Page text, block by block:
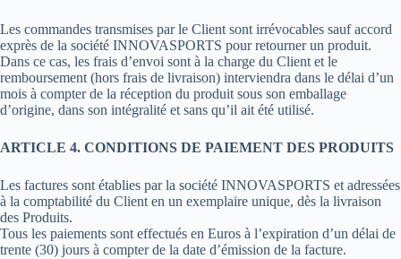
Les commandes transmises par le Client sont irrévocables sauf accord
exprès de la société INNOVASPORTS pour retourner un produit.
Dans ce cas, les frais d’envoi sont à la charge du Client et le
remboursement (hors frais de livraison) interviendra dans le délai d’un
mois à compter de la réception du produit sous son emballage
d’origine, dans son intégralité et sans qu’il ait été utilisé.
ARTICLE 4. CONDITIONS DE PAIEMENT DES PRODUITS
Les factures sont établies par la société INNOVASPORTS et adressées
à la comptabilité du Client en un exemplaire unique, dès la livraison
des Produits.
Tous les paiements sont effectués en Euros à l’expiration d’un délai de
trente (30) jours à compter de la date d’émission de la facture.